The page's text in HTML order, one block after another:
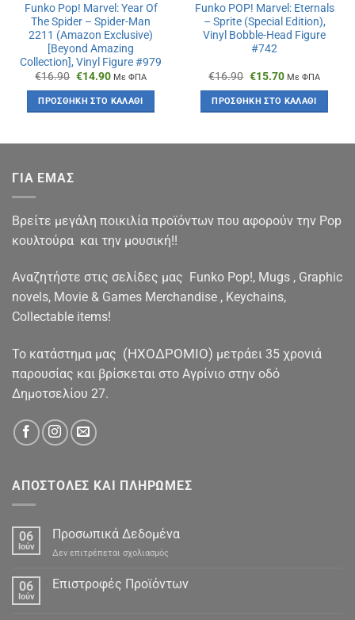
Funko Pop! Marvel: Year Of
The Spider – Spider-Man
2211 (Amazon Exclusive)
[Beyond Amazing
Collection], Vinyl Figure #979
€16.90 Original
was:
€16.90.
€14.90Η
τιμή
είναι:
€14.90.
Με ΦΠΑ
ΠΡΟΣΘΉΚΗ ΣΤΟ ΚΑΛΆΘΙ
Funko POP! Marvel: Eternals
– Sprite (Special Edition),
Vinyl Bobble-Head Figure
#742
€16.90 Original
was:
€16.90.
€15.70Η
τιμή
είναι:
€15.70.
Με ΦΠΑ
ΠΡΟΣΘΉΚΗ ΣΤΟ ΚΑΛΆΘΙ
ΓΙΑ ΕΜΑΣ
Βρείτε μεγάλη ποικιλία προϊόντων που αφορούν την Pop
κουλτούρα και την μουσική!!
Αναζητήστε στις σελίδες μας Funko Pop!, Mugs , Graphic
novels, Movie & Games Merchandise , Keychains,
Collectable items!
To κατάστημα μας (ΗΧΟΔΡΟΜΙΟ) μετράει 35 χρονιά
παρουσίας και βρίσκεται στο Αγρίνιο στην οδό
Δημοτσελίου 27.
ΑΠΟΣΤΟΛΕΣ ΚΑΙ ΠΛΗΡΩΜΕΣ
06
Ιούν
Προσωπικά Δεδομένα
Δεν επιτρέπεται σχολιασμός
Δεδομένα
06
Ιούν
Επιστροφές Προϊόντων